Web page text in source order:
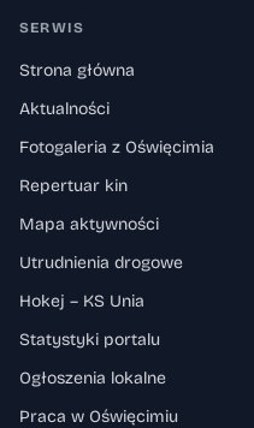
SERWIS
Strona główna
Aktualności
Fotogaleria z Oświęcimia
Repertuar kin
Mapa aktywności
Utrudnienia drogowe
Hokej – KS Unia
Statystyki portalu
Ogłoszenia lokalne
Praca w Oświęcimiu